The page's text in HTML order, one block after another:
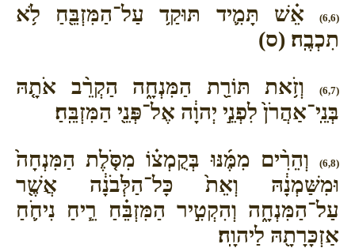
(6,6)
אֵ֗שׁ תָּמִ֛יד תּוּקַ֥ד עַל־הַמִּזְבֵּ֖חַ לֹ֥א
תִכְבֶֽה׃ (ס)
(6,7)
וְזֹ֥את תּוֹרַ֖ת הַמִּנְחָ֑ה הַקְרֵ֨ב אֹתָ֤הּ
בְּנֵֽי־אַהֲרֹן֙ לִפְנֵ֣י יְהוָ֔ה אֶל־פְּנֵ֖י הַמִּזְבֵּֽחַ׃
(6,8)
וְהֵרִ֨ים מִמֶּ֜נּוּ בְּקֻמְצ֗וֹ מִסֹּ֤לֶת הַמִּנְחָה֙
וּמִשַּׁמְנָ֔הּ וְאֵת֙ כָּל־הַלְּבֹנָ֔ה אֲשֶׁ֖ר
עַל־הַמִּנְחָ֑ה וְהִקְטִ֣יר הַמִּזְבֵּ֗חַ רֵ֧יחַ נִיחֹ֛חַ
אַזְכָּרָתָ֖הּ לַיהוָֽה׃